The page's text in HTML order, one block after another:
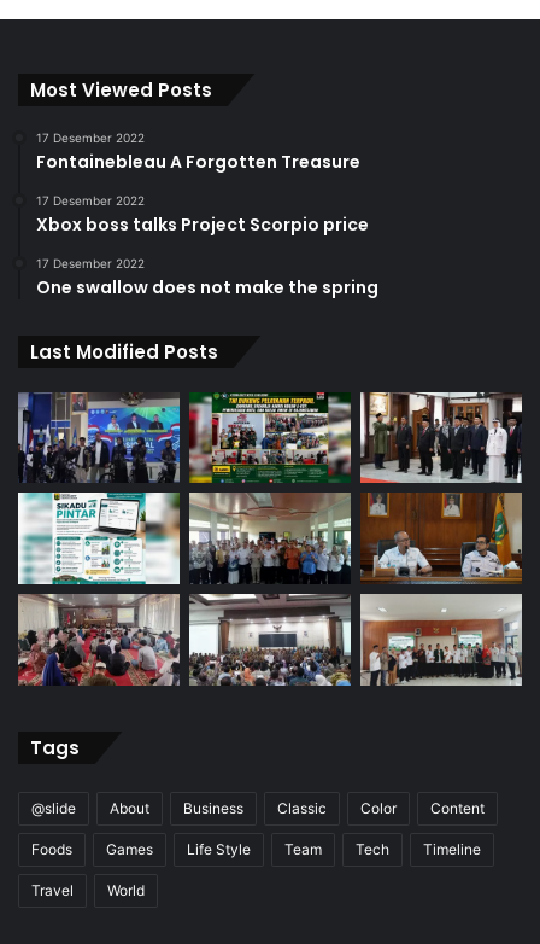
Most Viewed Posts
17 Desember 2022
Fontainebleau A Forgotten Treasure
17 Desember 2022
Xbox boss talks Project Scorpio price
17 Desember 2022
One swallow does not make the spring
Last Modified Posts
Tags
@slide About Business Classic Color Content
Foods Games Life Style Team Tech Timeline
Travel World